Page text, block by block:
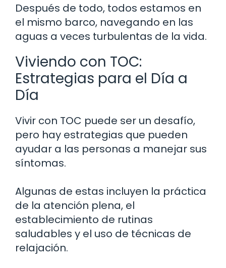
Después de todo, todos estamos en
el mismo barco, navegando en las
aguas a veces turbulentas de la vida.
Viviendo con TOC:
Estrategias para el Día a
Día
Vivir con TOC puede ser un desafío,
pero hay estrategias que pueden
ayudar a las personas a manejar sus
síntomas.
Algunas de estas incluyen la práctica
de la atención plena, el
establecimiento de rutinas
saludables y el uso de técnicas de
relajación.